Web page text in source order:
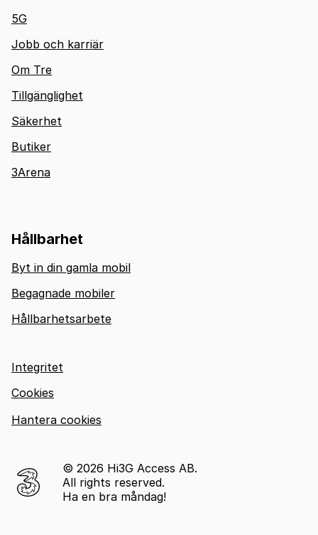
5G
Jobb och karriär
Om Tre
Tillgänglighet
Säkerhet
Butiker
3Arena
Hållbarhet
Byt in din gamla mobil
Begagnade mobiler
Hållbarhetsarbete
© 2026 Hi3G Access AB.
All rights reserved.
Ha en bra måndag!
Integritet
Cookies
Hantera cookies